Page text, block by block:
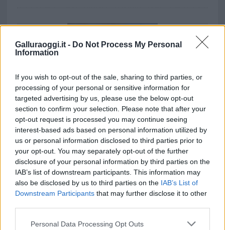
Galluraoggi.it - Do Not Process My Personal
Information
If you wish to opt-out of the sale, sharing to third parties, or
processing of your personal or sensitive information for
targeted advertising by us, please use the below opt-out
section to confirm your selection. Please note that after your
opt-out request is processed you may continue seeing
interest-based ads based on personal information utilized by
us or personal information disclosed to third parties prior to
your opt-out. You may separately opt-out of the further
disclosure of your personal information by third parties on the
IAB’s list of downstream participants. This information may
also be disclosed by us to third parties on the IAB’s List of
Downstream Participants that may further disclose it to other
Please note that this website/app uses one or more Google
Personal Data Processing Opt Outs
CRONACA
Nuovo incendio alle porte di Olbia, tre
elicotteri in azione
« 1 2 3 4 …
35
»
NOTIZIE RECENTI